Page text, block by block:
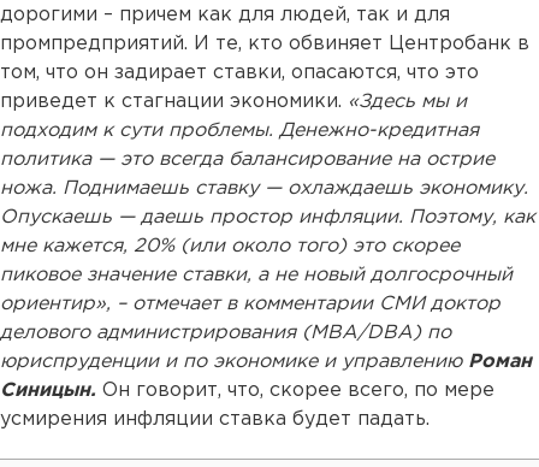
дорогими – причем как для людей, так и для
промпредприятий. И те, кто обвиняет Центробанк в
том, что он задирает ставки, опасаются, что это
приведет к стагнации экономики. «Здесь мы и
подходим к сути проблемы. Денежно-кредитная
политика — это всегда балансирование на острие
ножа. Поднимаешь ставку — охлаждаешь экономику.
Опускаешь — даешь простор инфляции. Поэтому, как
мне кажется, 20% (или около того) это скорее
пиковое значение ставки, а не новый долгосрочный
ориентир», – отмечает в комментарии СМИ доктор
делового администрирования (MBA/DBA) по
юриспруденции и по экономике и управлениюРоман
Синицын. Он говорит, что, скорее всего, по мере
усмирения инфляции ставка будет падать.